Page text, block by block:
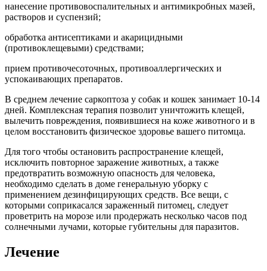
нанесение противовоспалительных и антимикробных мазей,
растворов и суспензий;
обработка антисептиками и акарицидными
(противоклещевыми) средствами;
прием противочесоточных, противоаллергических и
успокаивающих препаратов.
В среднем лечение саркоптоза у собак и кошек занимает 10-14
дней. Комплексная терапия позволит уничтожить клещей,
вылечить повреждения, появившиеся на коже животного и в
целом восстановить физическое здоровье вашего питомца.
Для того чтобы остановить распространение клещей,
исключить повторное заражение животных, а также
предотвратить возможную опасность для человека,
необходимо сделать в доме генеральную уборку с
применением дезинфицирующих средств. Все вещи, с
которыми соприкасался зараженный питомец, следует
проветрить на морозе или продержать несколько часов под
солнечными лучами, которые губительны для паразитов.
Лечение